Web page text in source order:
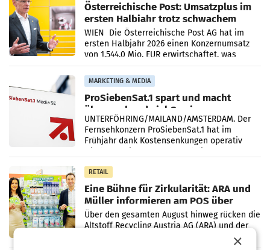
Österreichische Post: Umsatzplus im
ersten Halbjahr trotz schwachem
Briefgeschäft
WIEN Die Österreichische Post AG hat im
ersten Halbjahr 2026 einen Konzernumsatz
von 1.544,0 Mio. EUR erwirtschaftet, was
einem Plus von 3,8 Prozent gegenüber dem
Vergleichszeitraum
MARKETING & MEDIA
ProSiebenSat.1 spart und macht
überraschend viel Gewinn
UNTERFÖHRING/MAILAND/AMSTERDAM. Der
Fernsehkonzern ProSiebenSat.1 hat im
Frühjahr dank Kostensenkungen operativ
RETAIL
Eine Bühne für Zirkularität: ARA und
Müller informieren am POS über
Kreislauffähigkeit
Über den gesamten August hinweg rücken die
Altstoff Recycling Austria AG (ARA) und der
„Kreislauf-Helden“ in allen österreichischen
×